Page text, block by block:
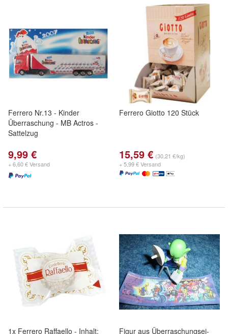
Ferrero Nr.13 - Kinder
Überraschung - MB Actros -
Sattelzug
9,99 €
+ 6,60 € Versand
Ferrero Giotto 120 Stück
15,59 € (30,21 €/kg)
+ 5,99 € Versand
1x Ferrero Raffaello - Inhalt: Figur aus Überraschungsei-